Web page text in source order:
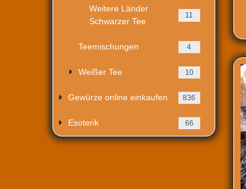
Weitere Länder
Schwarzer Tee
11
Teemischungen 4
Weißer Tee 10
Gewürze online einkaufen 836
Esoterik 66